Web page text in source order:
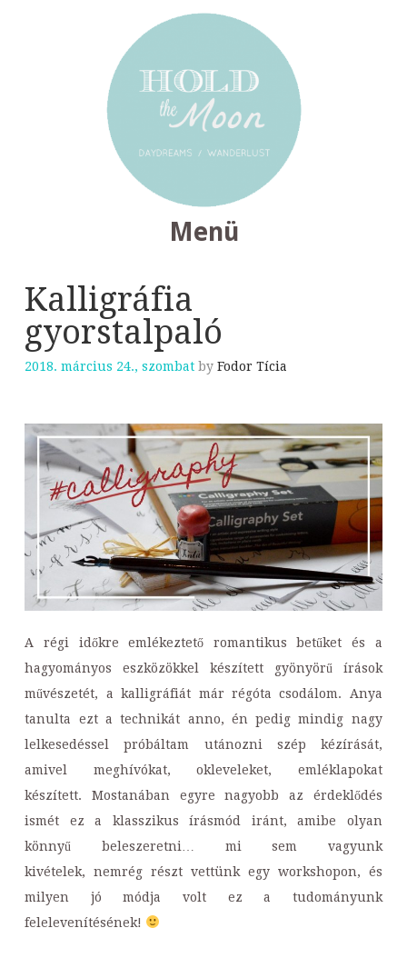
Menü
TARTALOMRA
Kalligráfia
gyorstalpaló
2018. március 24., szombat byFodor Tícia
A régi időkre emlékeztető romantikus betűket és a
hagyományos eszközökkel készített gyönyörű írások
művészetét, a kalligráfiát már régóta csodálom. Anya
tanulta ezt a technikát anno, én pedig mindig nagy
lelkesedéssel próbáltam utánozni szép kézírását,
amivel meghívókat, okleveleket, emléklapokat
készített. Mostanában egyre nagyobb az érdeklődés
ismét ez a klasszikus írásmód iránt, amibe olyan
könnyű beleszeretni… mi sem vagyunk
kivételek, nemrég részt vettünk egy workshopon, és
milyen jó módja volt ez a tudományunk
felelevenítésének!